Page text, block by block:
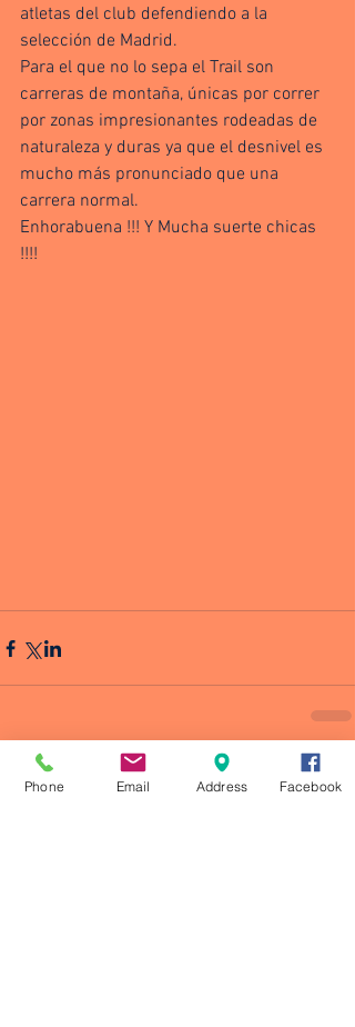
atletas del club defendiendo a la
selección de Madrid.
Para el que no lo sepa el Trail son
carreras de montaña, únicas por correr
por zonas impresionantes rodeadas de
naturaleza y duras ya que el desnivel es
mucho más pronunciado que una
carrera normal.
Enhorabuena !!! Y Mucha suerte chicas
!!!!
Comentarios
Phone Email Address Facebook